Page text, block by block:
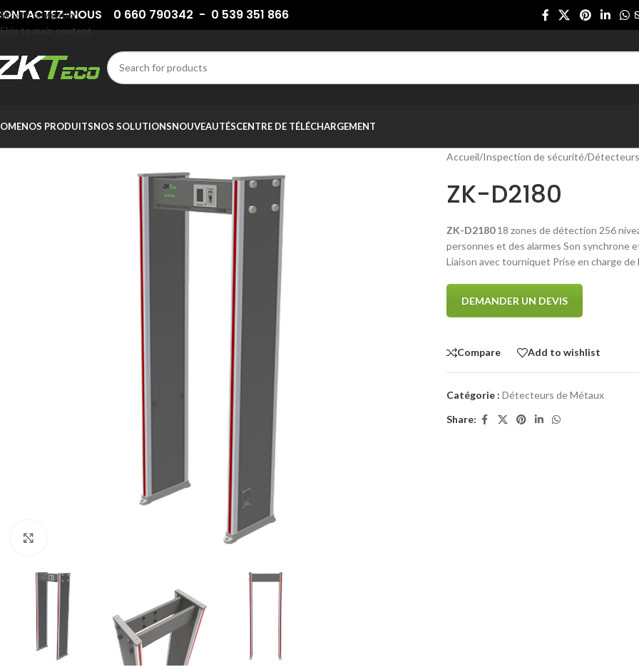
Skip to navigation
Skip to main content
NOUS 0 660 790342 - 0 539 351 866
NOS PRODUITSNOS SOLUTIONSNOUVEAUTÉSCENTRE DE TÉLÉCHARGEMENT
Accueil/Inspection de sécurité/
ZK-D2180
ZK-D218018 zones de détection 256
personnes et des alarmes Son synchrone
Liaison avec tourniquet Prise en charge de
DEMANDER UN DEVIS
Compare Add to wishlist
Catégorie : Détecteurs de Métaux
Share: